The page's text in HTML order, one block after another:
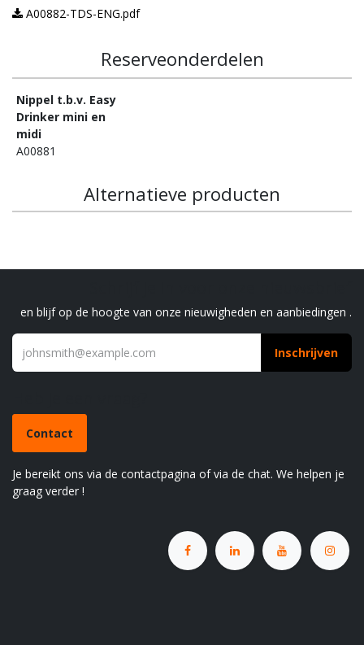
A00882-TDS-ENG.pdf
Reserveonderdelen
Nippel t.b.v. Easy
Drinker mini en
midi
A00881
Alternatieve producten
en blijf op de hoogte van onze nieuwigheden en aanbiedingen .
Inschrijven
Contact
Je bereikt ons via de contactpagina of via de chat. We helpen je
graag verder !